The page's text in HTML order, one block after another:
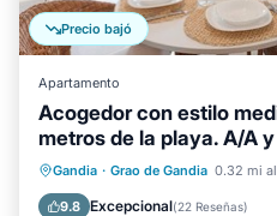
Precio bajó
Apartamento
Acogedor con estilo
metros de la playa. A/A
vistas al mar-ALQUILER
Gandia · Grao de Gandia 0.32 mi
9.8 Excepcional(22 Reseñas)
Chimenea/Calefacción
Balcón/Terraza